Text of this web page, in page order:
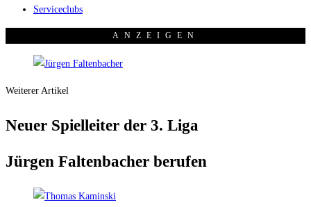
Serviceclubs
ANZEI­GEN
Weiterer Artikel
Neu­er Spiel­lei­ter der 3. Liga
Jür­gen Fal­ten­ba­cher berufen